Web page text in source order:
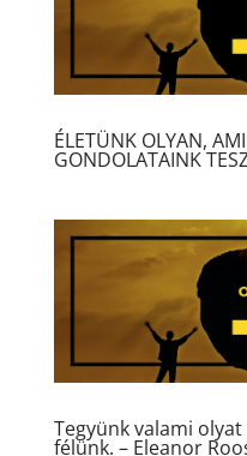
ÉLETÜNK OLYAN,
GONDOLATAINK
Tegyünk valami
félünk. – Eleanor